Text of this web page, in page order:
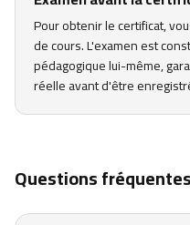
Pour obtenir le certificat,
de cours. L'examen est
pédagogique lui-même,
réelle avant d'être
Questions